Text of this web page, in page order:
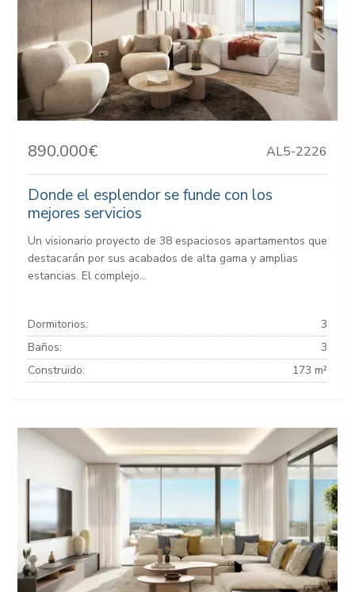
890.000€ AL5-2226
Donde el esplendor se funde con los
mejores servicios
Un visionario proyecto de 38 espaciosos apartamentos que
destacarán por sus acabados de alta gama y amplias
estancias. El complejo...
Dormitorios:
3
Baños:
3
Construido:
173 m²